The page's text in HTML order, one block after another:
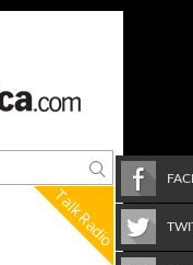
Talk Radio